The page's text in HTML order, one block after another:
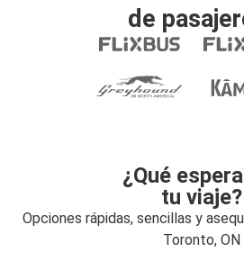
de
¿Qué
tu viaje?
Opciones rápidas, sencillas y
Toronto, ON